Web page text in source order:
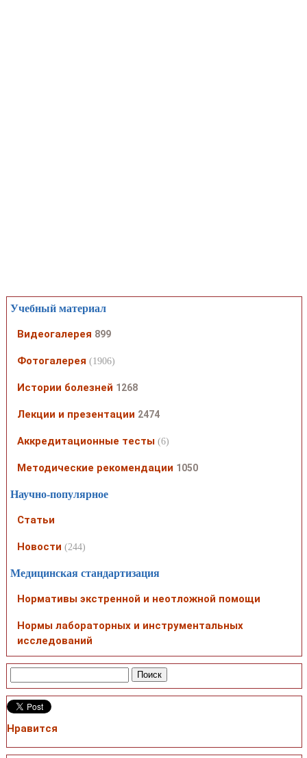
Учебный материал
Видеогалерея 899
Фотогалерея (1906)
Истории болезней 1268
Лекции и презентации 2474
Аккредитационные тесты (6)
Методические рекомендации 1050
Научно-популярное
Статьи
Новости (244)
Медицинская стандартизация
Нормативы экстренной и неотложной помощи
Нормы лабораторных и инструментальных
исследований
Нравится